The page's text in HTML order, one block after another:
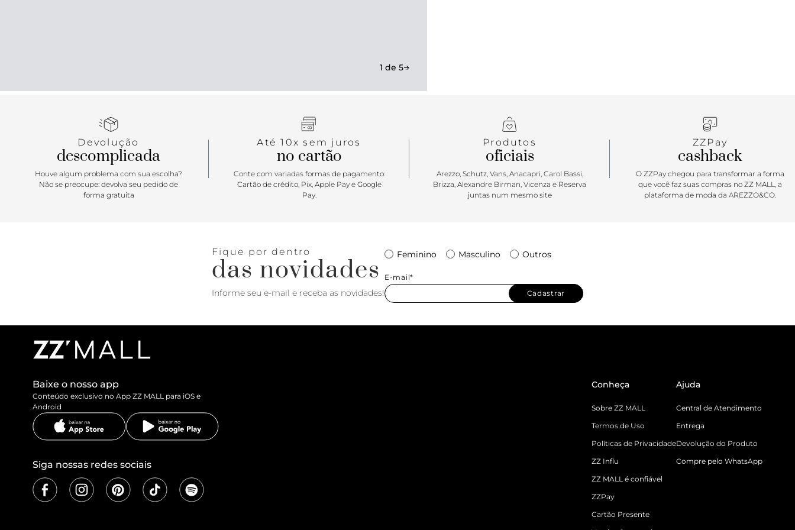
1 de 5
Devolução
descomplicada
Houve algum problema com sua escolha?
Não se preocupe: devolva seu pedido de
forma gratuita
Até 10x sem juros
no cartão
Conte com variadas formas de pagamento:
Cartão de crédito, Pix, Apple Pay e Google
Pay.
Produtos
oficiais
Arezzo, Schutz, Vans, Anacapri, Carol Bassi,
Brizza, Alexandre Birman, Vicenza e Reserva
juntas num mesmo site
ZZPay
cashback
O ZZPay chegou para transformar a forma
que você faz suas compras no ZZ MALL, a
plataforma de moda da AREZZO&CO.
Fique por dentro
das novidades
Informe seu e-mail e receba as novidades!
Feminino Masculino Outros
E-mail*
Cadastrar
Baixe o nosso app
Conteúdo exclusivo no App ZZ MALL para iOS e
Android
Siga nossas redes sociais
Conheça
Sobre ZZ MALL
Termos de Uso
Políticas de Privacidade
ZZ Influ
ZZ MALL é confiável
ZZPay
Cartão Presente
Ajuda
Central de Atendimento
Entrega
Devolução do Produto
Compre pelo WhatsApp